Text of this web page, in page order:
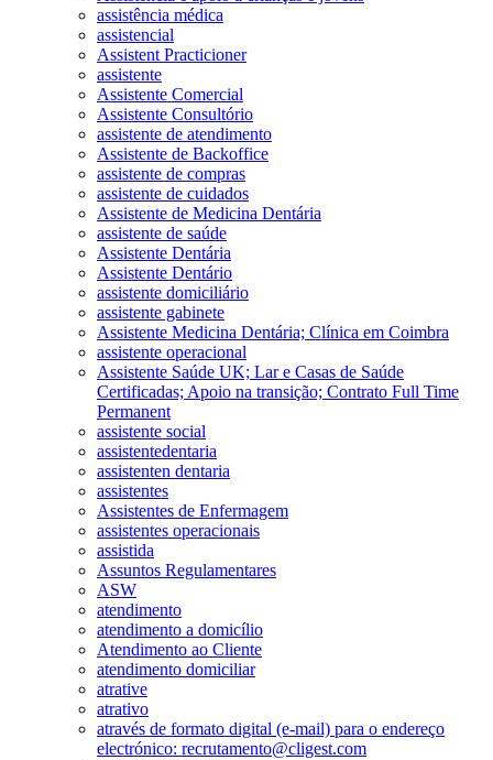
assistência médica
assistencial
Assistent Practicioner
assistente
Assistente Comercial
Assistente Consultório
assistente de atendimento
Assistente de Backoffice
assistente de compras
assistente de cuidados
Assistente de Medicina Dentária
assistente de saúde
Assistente Dentária
Assistente Dentário
assistente domiciliário
assistente gabinete
Assistente Medicina Dentária; Clínica em Coimbra
assistente operacional
Assistente Saúde UK; Lar e Casas de Saúde
Certificadas; Apoio na transição; Contrato Full Time
Permanent
assistente social
assistentedentaria
assistenten dentaria
assistentes
Assistentes de Enfermagem
assistentes operacionais
assistida
Assuntos Regulamentares
ASW
atendimento
atendimento a domicílio
Atendimento ao Cliente
atendimento domiciliar
atrative
atrativo
através de formato digital (e-mail) para o endereço
electrónico: recrutamento@cligest.com